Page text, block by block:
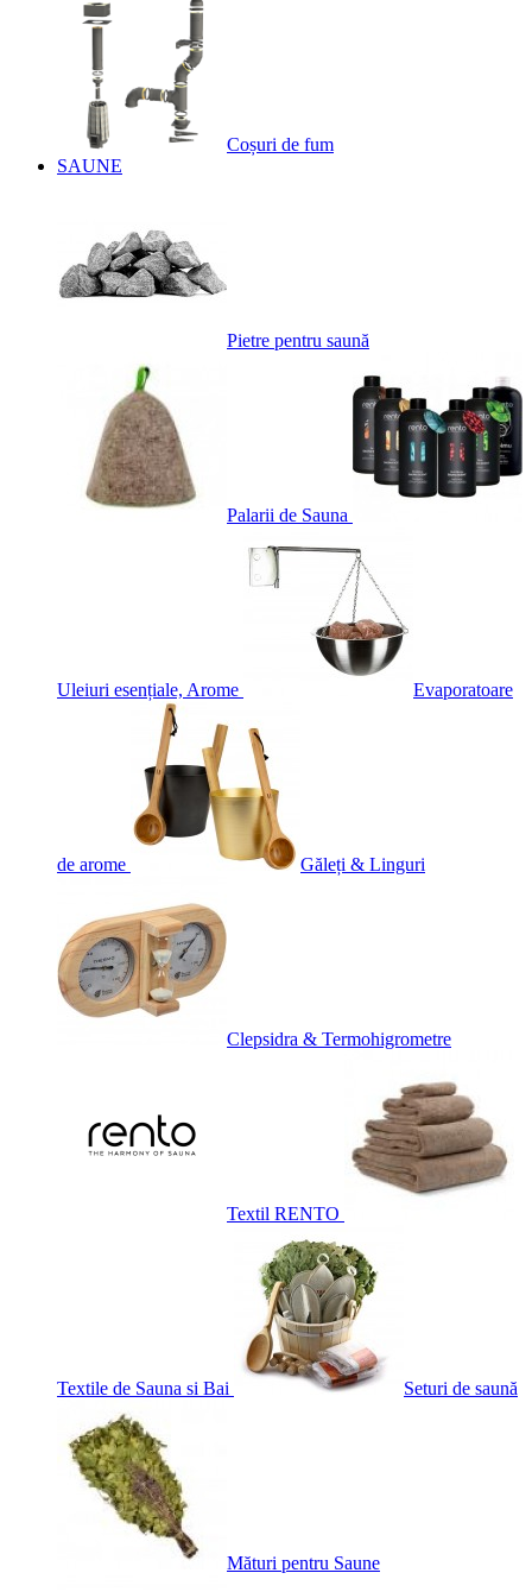
Coșuri de fum
SAUNE
Pietre pentru saună
Palarii de Sauna
Uleiuri esențiale, Arome Evaporatoare
de arome Găleți & Linguri
Clepsidra & Termohigrometre
Textil RENTO
Textile de Sauna si Bai Seturi de saună
Mături pentru Saune